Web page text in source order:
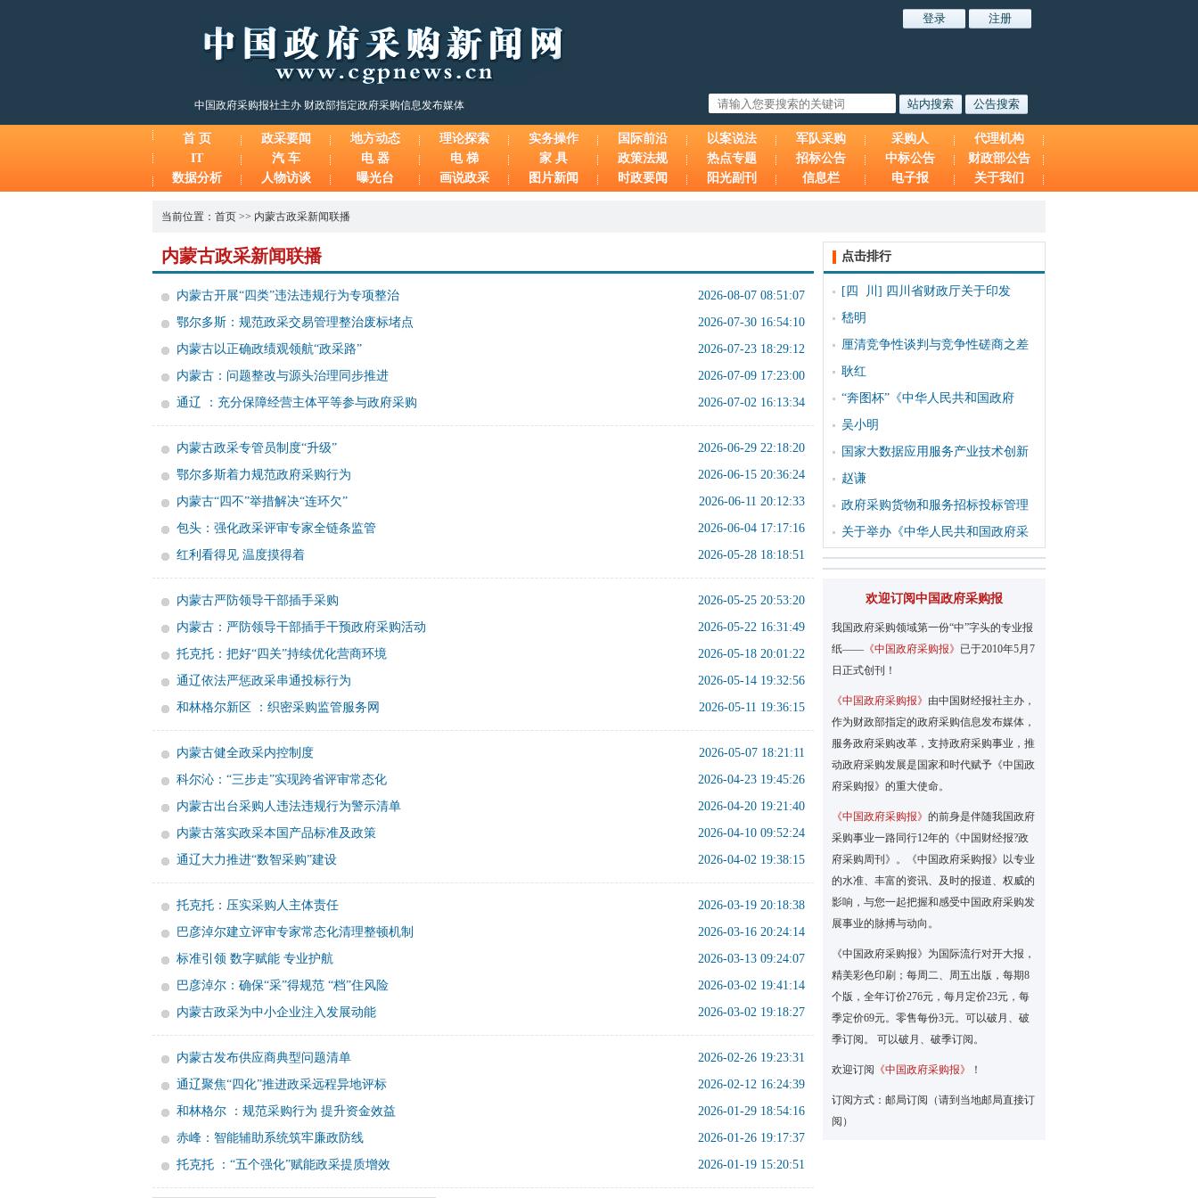
中国政府采购报社主办 财政部指定政府采购信息发布媒体
首 页 政采要闻 地方动态 理论探索 实务操作 国际前沿 以案说法 军队采购 采购人
代理机构
IT
汽 车 电 器 电 梯 家 具 政策法规 热点专题 招标公告 中标公告
财政部公告
数据分析
人物访谈 曝光台 画说政采 图片新闻 时政要闻 阳光副刊 信息栏 电子报 关于我们
当前位置： 首页 >> 内蒙古政采新闻联播
内蒙古政采新闻联播
2026-08-07 08:51:07
内蒙古开展“四类”违法违规行为专项整治
2026-07-30 16:54:10
鄂尔多斯：规范政采交易管理整治废标堵点
2026-07-23 18:29:12
内蒙古以正确政绩观领航“政采路”
2026-07-09 17:23:00
内蒙古：问题整改与源头治理同步推进
2026-07-02 16:13:34
通辽 ：充分保障经营主体平等参与政府采购
2026-06-29 22:18:20
内蒙古政采专管员制度“升级”
2026-06-15 20:36:24
鄂尔多斯着力规范政府采购行为
2026-06-11 20:12:33
内蒙古“四不”举措解决“连环欠”
2026-06-04 17:17:16
包头：强化政采评审专家全链条监管
2026-05-28 18:18:51
红利看得见 温度摸得着
2026-05-25 20:53:20
内蒙古严防领导干部插手采购
2026-05-22 16:31:49
内蒙古：严防领导干部插手干预政府采购活动
2026-05-18 20:01:22
托克托：把好“四关”持续优化营商环境
2026-05-14 19:32:56
通辽依法严惩政采串通投标行为
2026-05-11 19:36:15
和林格尔新区 ：织密采购监管服务网
2026-05-07 18:21:11
内蒙古健全政采内控制度
2026-04-23 19:45:26
科尔沁：“三步走”实现跨省评审常态化
2026-04-20 19:21:40
内蒙古出台采购人违法违规行为警示清单
2026-04-10 09:52:24
内蒙古落实政采本国产品标准及政策
2026-04-02 19:38:15
通辽大力推进“数智采购”建设
2026-03-19 20:18:38
托克托：压实采购人主体责任
2026-03-16 20:24:14
巴彦淖尔建立评审专家常态化清理整顿机制
2026-03-13 09:24:07
标准引领 数字赋能 专业护航
2026-03-02 19:41:14
巴彦淖尔：确保“采”得规范 “档”住风险
2026-03-02 19:18:27
内蒙古政采为中小企业注入发展动能
2026-02-26 19:23:31
内蒙古发布供应商典型问题清单
2026-02-12 16:24:39
通辽聚焦“四化”推进政采远程异地评标
2026-01-29 18:54:16
和林格尔 ：规范采购行为 提升资金效益
2026-01-26 19:17:37
赤峰：智能辅助系统筑牢廉政防线
2026-01-19 15:20:51
托克托 ：“五个强化”赋能政采提质增效
点击排行
[四 川] 四川省财政厅关于印发
嵇明
厘清竞争性谈判与竞争性磋商之差
耿红
“奔图杯”《中华人民共和国政府
吴小明
国家大数据应用服务产业技术创新
赵谦
政府采购货物和服务招标投标管理
关于举办《中华人民共和国政府采
欢迎订阅中国政府采购报
我国政府采购领域第一份“中”字头的专业报
纸—— 《中国政府采购报》 已于2010年5月7
日正式创刊！
《中国政府采购报》 由中国财经报社主办，
作为财政部指定的政府采购信息发布媒体，
服务政府采购改革，支持政府采购事业，推
动政府采购发展是国家和时代赋予《中国政
府采购报》的重大使命。
《中国政府采购报》 的前身是伴随我国政府
采购事业一路同行12年的《中国财经报?政
府采购周刊》。《中国政府采购报》以专业
的水准、丰富的资讯、及时的报道、权威的
影响，与您一起把握和感受中国政府采购发
展事业的脉搏与动向。
《中国政府采购报》为国际流行对开大报，
精美彩色印刷；每周二、周五出版，每期8
个版，全年订价276元，每月定价23元，每
季定价69元。零售每份3元。可以破月、破
季订阅。 可以破月、破季订阅。
欢迎订阅 《中国政府采购报》 ！
订阅方式：邮局订阅（请到当地邮局直接订
阅）